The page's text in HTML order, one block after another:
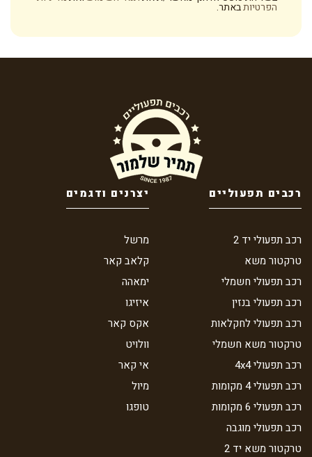
הפרטיותבאתר.
רכבים תפעוליים
רכב תפעולי יד 2
טרקטור משא
רכב תפעולי חשמלי
רכב תפעולי בנזין
רכב תפעולי לחקלאות
טרקטור משא חשמלי
רכב תפעולי 4x4
רכב תפעולי 4 מקומות
רכב תפעולי 6 מקומות
רכב תפעולי מוגבה
טרקטור משא יד 2
יצרנים ודגמים
מרשל
קלאב קאר
ימאהה
איזיגו
אקס קאר
וולויט
אי קאר
מיול
טופגו